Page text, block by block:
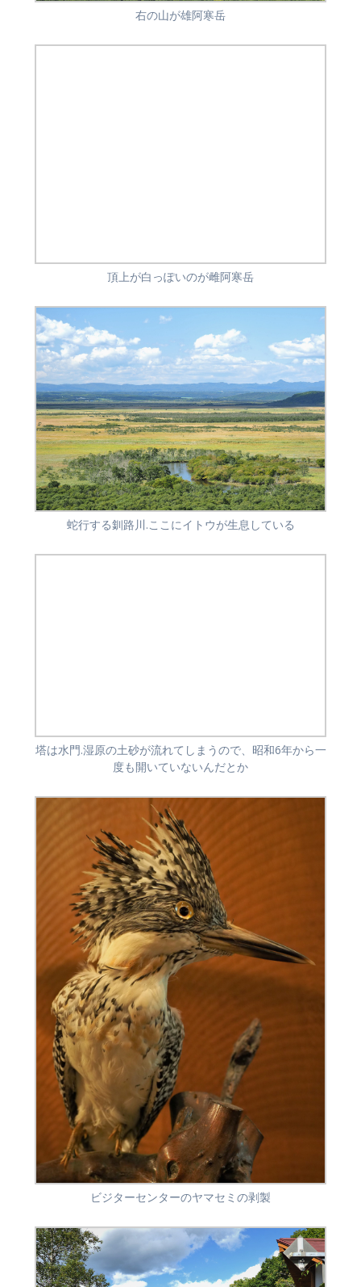
右の山が雄阿寒岳
頂上が白っぽいのが雌阿寒岳
蛇行する釧路川.ここにイトウが生息している
塔は水門.湿原の土砂が流れてしまうので、昭和6年から一
度も開いていないんだとか
ビジターセンターのヤマセミの剥製